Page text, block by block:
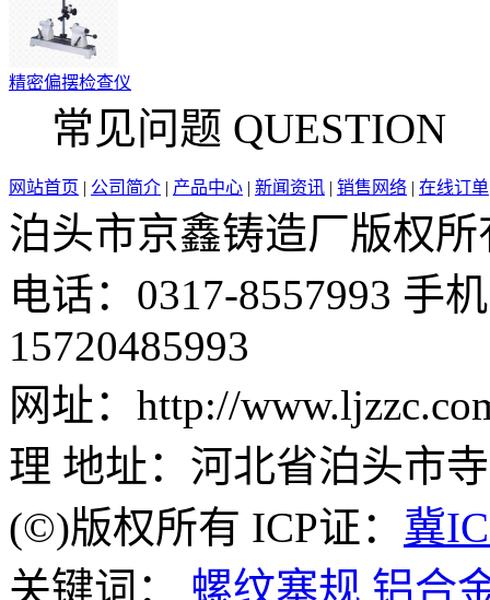
精密偏摆检查仪
常见问题 QUESTION
网站首页 | 公司简介 | 产品中心 | 新闻资讯 | 销售网络 | 在线订单
泊头市京鑫铸造厂版权所
电话：0317-8557993 手
15720485993
网址：http://
理 地址：河北省泊头市
(©)版权所有 ICP证： 冀
关键词： 螺纹塞规 铝合